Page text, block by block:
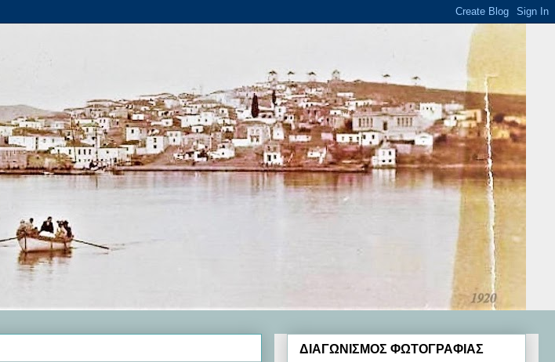
ΔΙΑΓΩΝΙΣΜΟΣ ΦΩΤΟΓΡΑΦΙΑΣ